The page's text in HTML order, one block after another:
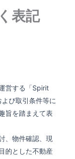
表記
営する「Spirit
び取引条件等に
旨を踏まえて表
、物件確認、現
的とした不動産